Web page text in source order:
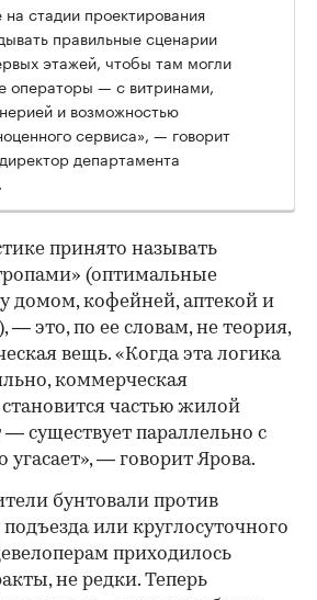
стадии проектирования
правильные сценарии
этажей, чтобы там могли
операторы — с витринами,
и возможностью
сервиса», — говорит
департамента
принято называть
(оптимальные
домом, кофейней, аптекой и
— это, по ее словам, не теория,
вещь. «Когда эта логика
коммерческая
частью жилой
— существует параллельно с
угасает», — говорит Ярова.
бунтовали против
или круглосуточного
приходилось
не редки. Теперь